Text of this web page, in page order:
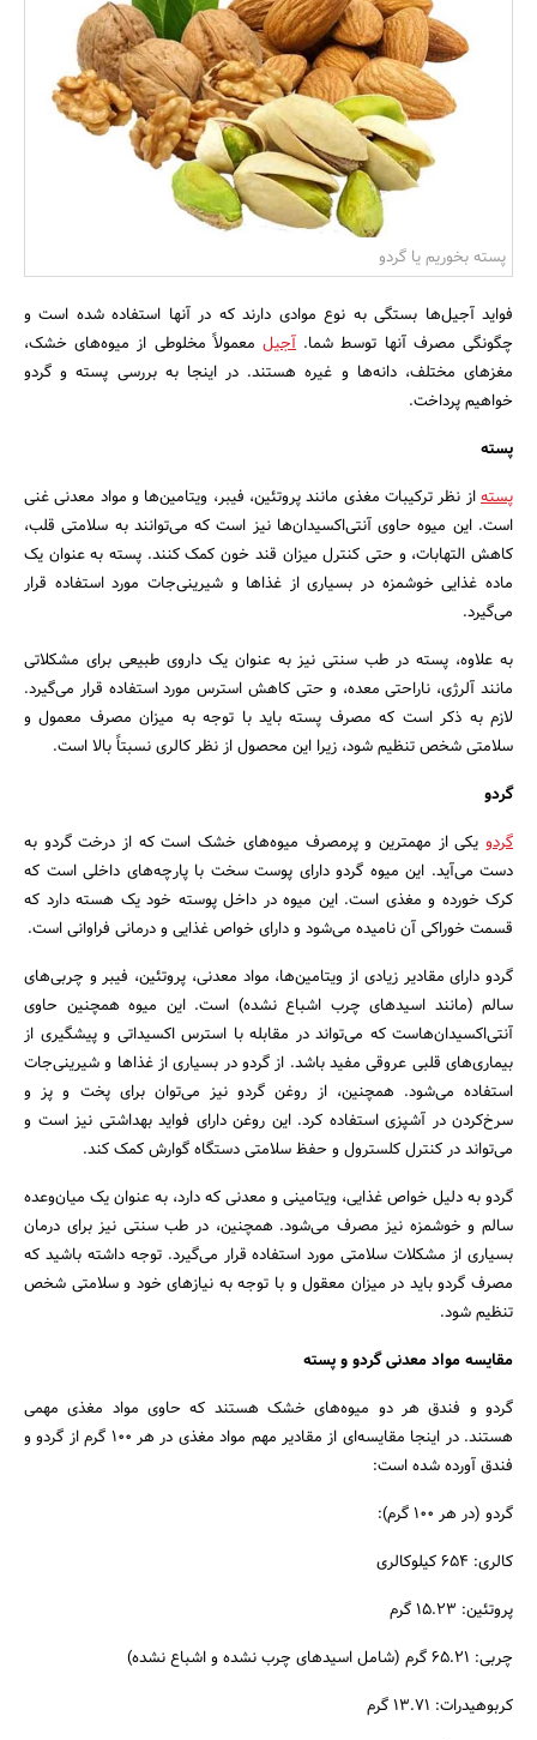
بانک، بیمه و سرمایه
مسکن و ساختمان
پسته بخوریم یا گردو
فواید آجیل‌ها بستگی به نوع موادی دارند که در آنها استفاده شده است و
چگونگی مصرف آنها توسط شما. آجیل‌ معمولاً مخلوطی از میوه‌های خشک،
مغزهای مختلف، دانه‌ها و غیره هستند. در اینجا به بررسی پسته و گردو
خواهیم پرداخت.
پسته
پستهاز نظر ترکیبات مغذی مانند پروتئین، فیبر، ویتامین‌ها و مواد معدنی غنی
است. این میوه حاوی آنتی‌اکسیدان‌ها نیز است که می‌توانند به سلامتی قلب،
کاهش التهابات، و حتی کنترل میزان قند خون کمک کنند. پسته به عنوان یک
ماده غذایی خوشمزه در بسیاری از غذاها و شیرینی‌جات مورد استفاده قرار
می‌گیرد.
به علاوه، پسته در طب سنتی نیز به عنوان یک داروی طبیعی برای مشکلاتی
مانند آلرژی، ناراحتی معده، و حتی کاهش استرس مورد استفاده قرار می‌گیرد.
لازم به ذکر است که مصرف پسته باید با توجه به میزان مصرف معمول و
سلامتی شخص تنظیم شود، زیرا این محصول از نظر کالری نسبتاً بالا است.
گردو
گردو یکی از مهمترین و پرمصرف میوه‌های خشک است که از درخت گردو به
دست می‌آید. این میوه گردو دارای پوست سخت با پارچه‌های داخلی است که
کرک خورده و مغذی است. این میوه در داخل پوسته خود یک هسته دارد که
قسمت خوراکی آن نامیده می‌شود و دارای خواص غذایی و درمانی فراوانی است.
گردو دارای مقادیر زیادی از ویتامین‌ها، مواد معدنی، پروتئین، فیبر و چربی‌های
سالم (مانند اسیدهای چرب اشباع نشده) است. این میوه همچنین حاوی
آنتی‌اکسیدان‌هاست که می‌تواند در مقابله با استرس اکسیداتی و پیشگیری از
بیماری‌های قلبی عروقی مفید باشد. از گردو در بسیاری از غذاها و شیرینی‌جات
استفاده می‌شود. همچنین، از روغن گردو نیز می‌توان برای پخت و پز و
سرخ‌کردن در آشپزی استفاده کرد. این روغن دارای فواید بهداشتی نیز است و
می‌تواند در کنترل کلسترول و حفظ سلامتی دستگاه گوارش کمک کند.
گردو به دلیل خواص غذایی، ویتامینی و معدنی که دارد، به عنوان یک میان‌وعده
سالم و خوشمزه نیز مصرف می‌شود. همچنین، در طب سنتی نیز برای درمان
بسیاری از مشکلات سلامتی مورد استفاده قرار می‌گیرد. توجه داشته باشید که
مصرف گردو باید در میزان معقول و با توجه به نیازهای خود و سلامتی شخص
تنظیم شود.
مقایسه مواد معدنی گردو و پسته
گردو و فندق هر دو میوه‌های خشک هستند که حاوی مواد مغذی مهمی
هستند. در اینجا مقایسه‌ای از مقادیر مهم مواد مغذی در هر 100 گرم از گردو و
فندق آورده شده است:
گردو (در هر 100 گرم):
کالری: 654 کیلوکالری
پروتئین: 15.23 گرم
چربی: 65.21 گرم (شامل اسیدهای چرب نشده و اشباع نشده)
کربوهیدرات: 13.71 گرم